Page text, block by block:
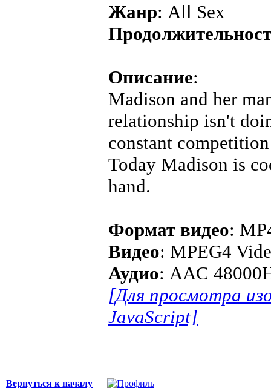
Жанр: All Sex
Описание:
Madison and her
relationship isn't
constant
Today Madison is
hand.
Формат видео:
Видео: MPEG4
Аудио: AAC
[Для просмотра
JavaScript]
Вернуться к началу